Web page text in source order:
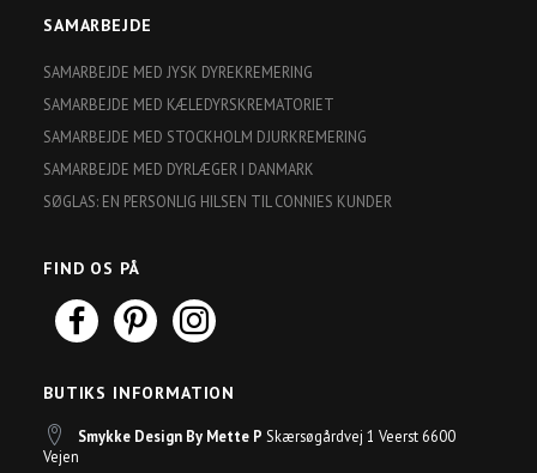
SAMARBEJDE
SAMARBEJDE MED JYSK DYREKREMERING
SAMARBEJDE MED KÆLEDYRSKREMATORIET
SAMARBEJDE MED STOCKHOLM DJURKREMERING
SAMARBEJDE MED DYRLÆGER I DANMARK
SØGLAS: EN PERSONLIG HILSEN TIL CONNIES KUNDER
FIND OS PÅ
BUTIKS INFORMATION
Smykke Design By Mette P Skærsøgårdvej 1 Veerst 6600
Vejen